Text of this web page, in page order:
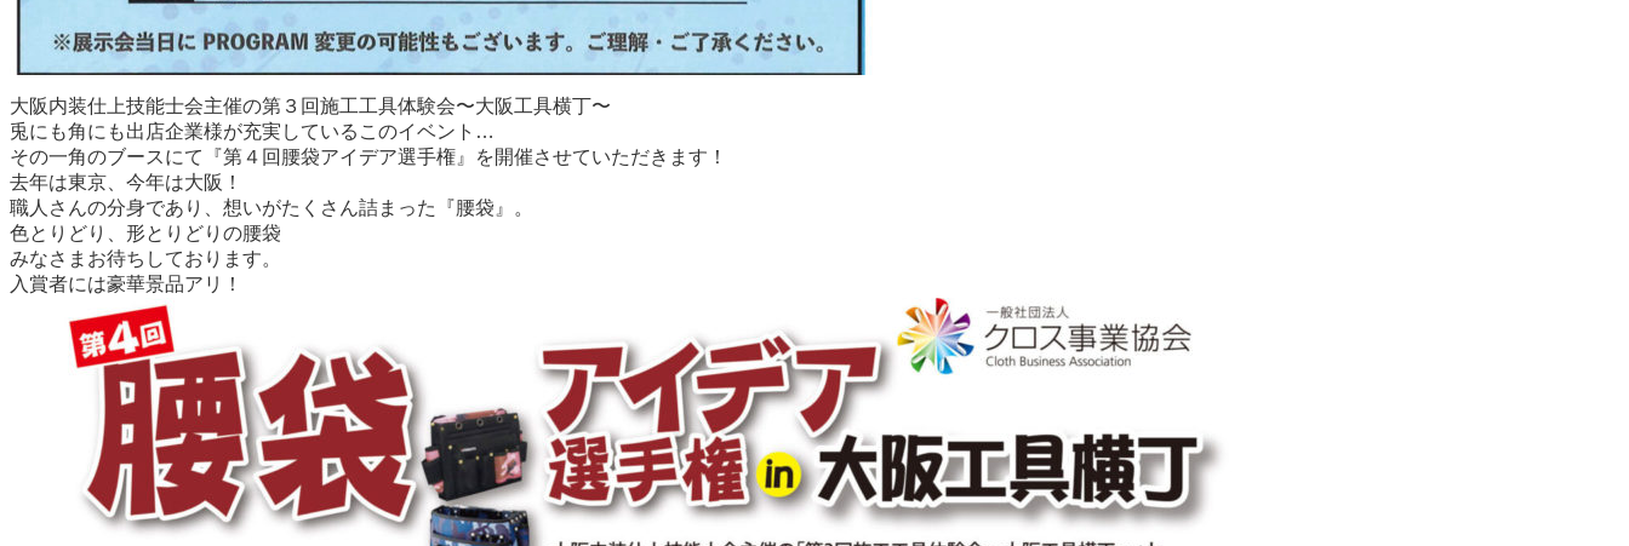
大阪内装仕上技能士会主催の第３回施工工具体験会〜大阪工具横丁〜
兎にも角にも出店企業様が充実しているこのイベント…
その一角のブースにて『第４回腰袋アイデア選手権』を開催させていただきます！
去年は東京、今年は大阪！
職人さんの分身であり、想いがたくさん詰まった『腰袋』。
色とりどり、形とりどりの腰袋
みなさまお待ちしております。
入賞者には豪華景品アリ！